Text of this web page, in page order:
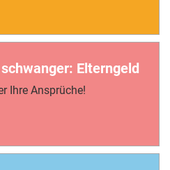
Elterngeld
Ihre Ansprüche!